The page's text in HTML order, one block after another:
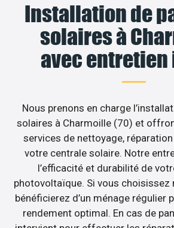
Installation de
solaires à
avec
Nous prenons en charge
solaires à Charmoille (70) et
services de nettoyage,
votre centrale solaire. Notre
l’efficacité et durabilité de
photovoltaïque. Si vous choisissez
bénéficierez d’un ménage régulier
rendement optimal. En cas de